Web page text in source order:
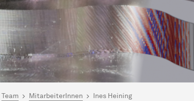
hier:
Team MitarbeiterInnen Ines Heining